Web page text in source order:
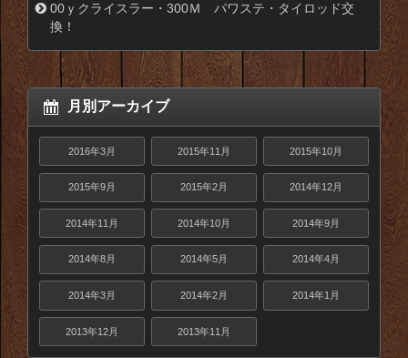
00ｙクライスラー・300Ｍ パワステ・タイロッド交
換！
月別アーカイブ
2016年3月 2015年11月 2015年10月
2015年9月 2015年2月 2014年12月
2014年11月 2014年10月 2014年9月
2014年8月 2014年5月 2014年4月
2014年3月 2014年2月 2014年1月
2013年12月 2013年11月